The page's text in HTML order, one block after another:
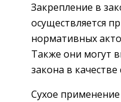
Закрепление в
осуществляется
нормативных
Также они могут
закона в
Сухое применение